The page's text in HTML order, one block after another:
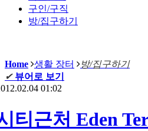
구인/구직
방/집구하기
Home 생활 장터
방/집구하기
✔ 뷰어로 보기
01:02
티근처 Eden